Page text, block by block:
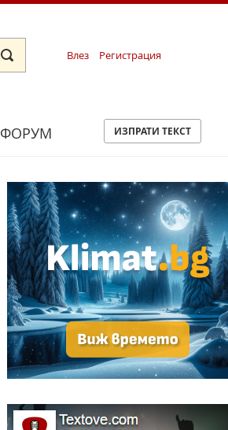
Влез Регистрация
ФОРУМ ИЗПРАТИ ТЕКСТ